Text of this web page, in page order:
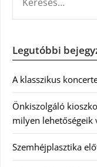
Legutóbbi
A klasszikus
Önkiszolgáló
milyen lehetőségeik
Szemhéjplasztika